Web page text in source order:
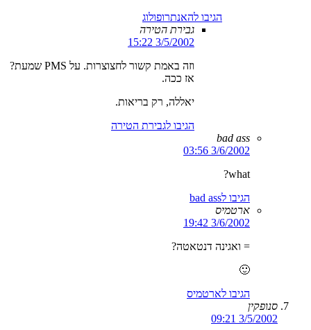
הגיבו להאנתרופולוג
גבירת הטירה
3/5/2002 15:22
וזה באמת קשור לחצוצרות. על PMS שמעת?
אז ככה.
יאללה, רק בריאות.
הגיבו לגבירת הטירה
bad ass
3/6/2002 03:56
what?
הגיבו לbad ass
ארטמיס
3/6/2002 19:42
= ואגינה דנטאטה?
🙂
הגיבו לארטמיס
סנופקין
3/5/2002 09:21